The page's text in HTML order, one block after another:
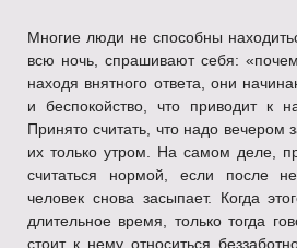
Многие люди не способны
всю ночь, спрашивают себя:
находя внятного ответа, они
и беспокойство, что приводит к
Принято считать, что надо вечером
их только утром. На самом деле,
считаться нормой, если после
человек снова засыпает. Когда
длительное время, только тогда
стоит к нему относиться